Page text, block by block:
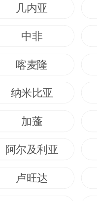
几内亚
中非
喀麦隆
纳米比亚
加蓬
阿尔及利亚
卢旺达